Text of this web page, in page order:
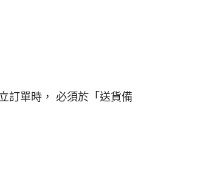
訂單時， 必須於「送貨備